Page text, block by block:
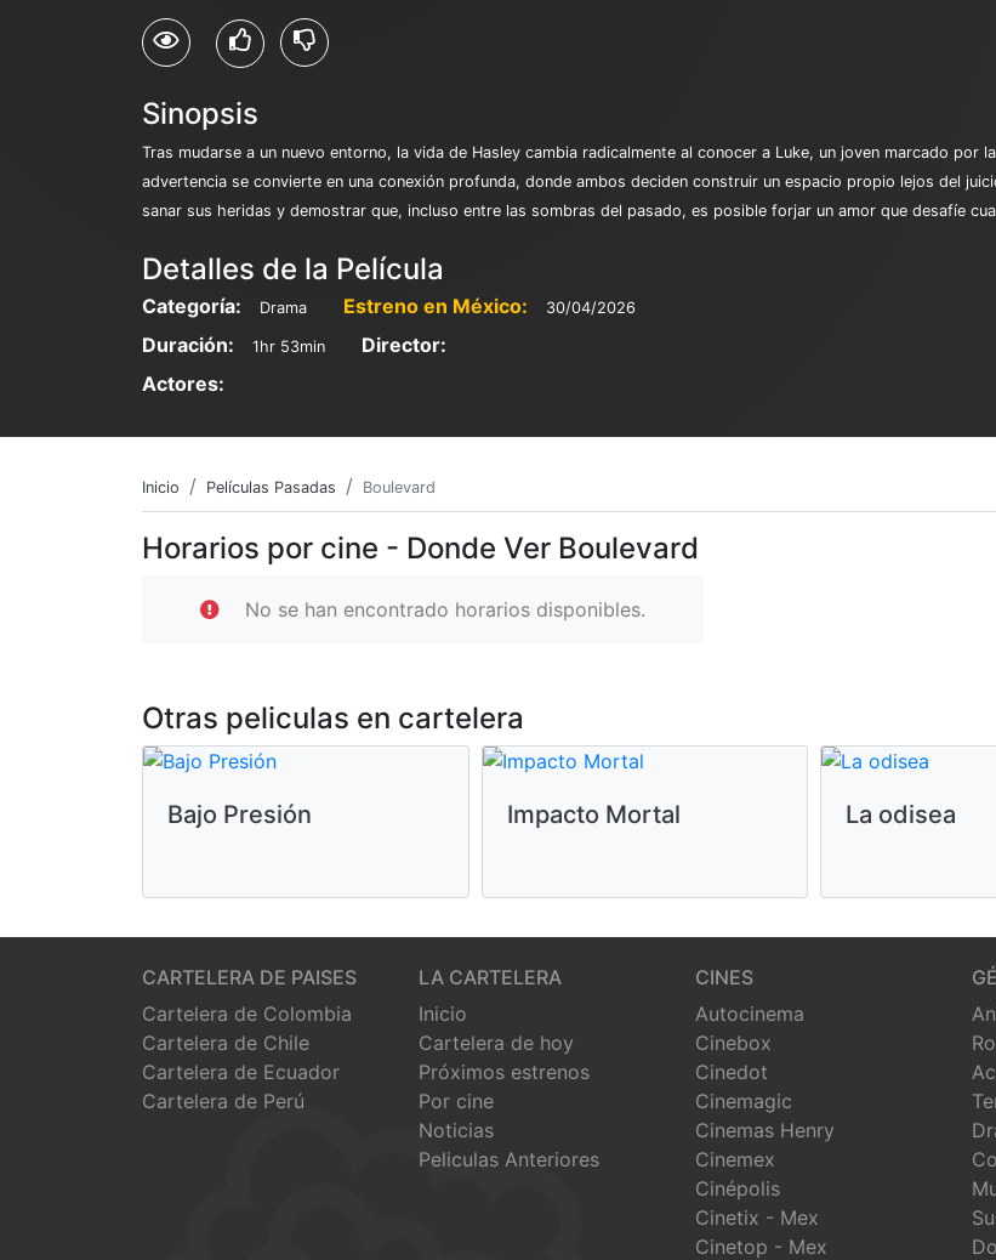
Sinopsis
Tras mudarse a un nuevo entorno, la vida de Hasley cambia radicalmente al conocer a Luke, un joven marcado por
advertencia se convierte en una conexión profunda, donde ambos deciden construir un espacio propio lejos del
sanar sus heridas y demostrar que, incluso entre las sombras del pasado, es posible forjar un amor que desafíe
Detalles de la Película
Categoría: Drama Estreno en México: 30/04/2026
Duración: 1hr 53min
Director:
Actores:
Inicio Películas Pasadas Boulevard
Horarios por cine - Donde Ver Boulevard
No se han encontrado horarios disponibles.
Otras peliculas en cartelera
Bajo Presión Impacto Mortal La odisea
CARTELERA DE PAISES
Cartelera de Colombia
Cartelera de Chile
Cartelera de Ecuador
Cartelera de Perú
LA CARTELERA
Inicio
Cartelera de hoy
Próximos estrenos
Por cine
Noticias
Peliculas Anteriores
CINES
Autocinema
Cinebox
Cinedot
Cinemagic
Cinemas Henry
Cinemex
Cinépolis
Cinetix - Mex
Cinetop - Mex